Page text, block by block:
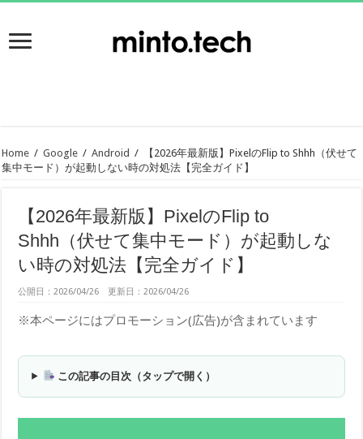
Home / Google / Android /
【2026年最新版】PixelのFlip to Shhh（伏せて
集中モード）が起動しない時の対処法【完全ガイド】
【2026年最新版】PixelのFlip to
Shhh（伏せて集中モード）が起動しな
い時の対処法【完全ガイド】
公開日：2026/04/26 更新日：2026/04/26
※本ページにはプロモーション(広告)が含まれています
この記事の目次（タップで開く）